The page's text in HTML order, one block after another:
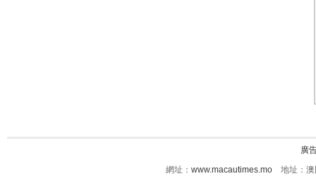
廣
網址： www.macautimes.mo 地址：澳